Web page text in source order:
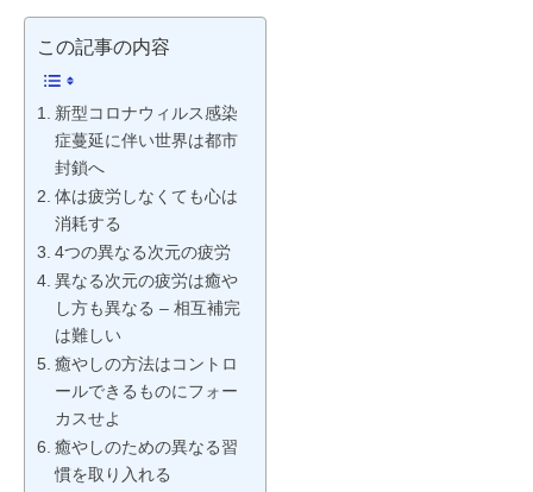
この記事の内容
新型コロナウィルス感染
症蔓延に伴い世界は都市
封鎖へ
体は疲労しなくても心は
消耗する
4つの異なる次元の疲労
異なる次元の疲労は癒や
し方も異なる – 相互補完
は難しい
癒やしの方法はコントロ
ールできるものにフォー
カスせよ
癒やしのための異なる習
慣を取り入れる